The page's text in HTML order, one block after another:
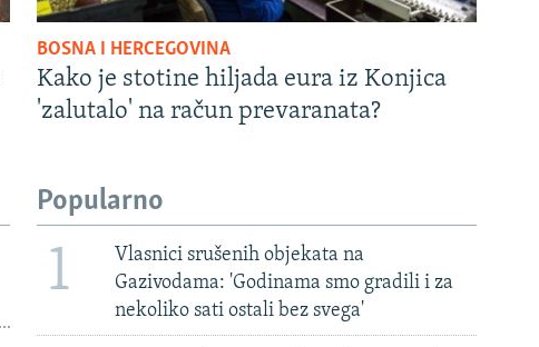
BOSNA I HERCEGOVINA
Kako je stotine hiljada eura iz Konjica
'zalutalo' na račun prevaranata?
Popularno
1
Vlasnici srušenih objekata na
Gazivodama: 'Godinama smo gradili i za
nekoliko sati ostali bez svega'